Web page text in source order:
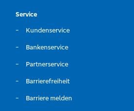
Service
Kundenservice
Bankenservice
Partnerservice
Barrierefreiheit
Barriere melden